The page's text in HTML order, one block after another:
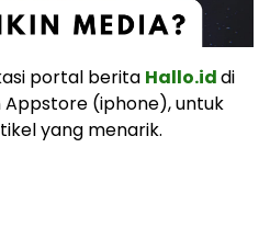
portal berita Hallo.iddi
(iphone), untuk
yang menarik.